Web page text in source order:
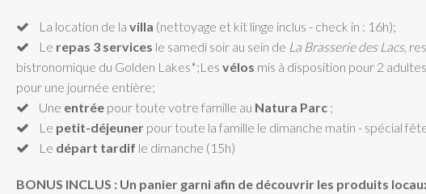
La location de la villa (nettoyage et kit linge inclus - check in : 16h);
Le repas 3 services le samedi soir au sein de La Brasserie des Lacs,
bistronomique du Golden Lakes*;Les vélos mis à disposition pour 2
pour une journée entière;
Une entrée pour toute votre famille au Natura Parc ;
Le petit-déjeuner pour toute la famille le dimanche matin - spécial
Le départ tardif le dimanche (15h)
BONUS INCLUS : Un panier garni afin de découvrir les produits